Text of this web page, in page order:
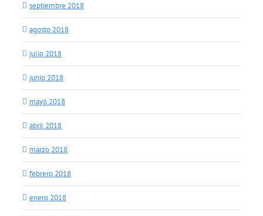
septiembre 2018
agosto 2018
julio 2018
junio 2018
mayo 2018
abril 2018
marzo 2018
febrero 2018
enero 2018